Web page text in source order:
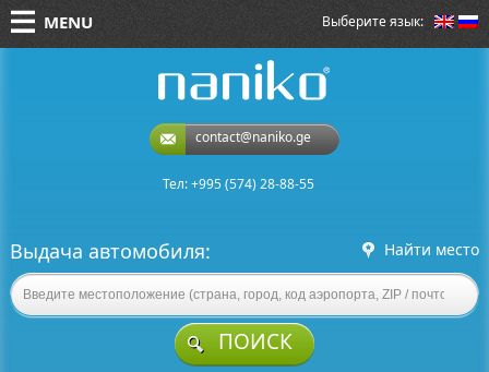
Выберите язык:
MENU
contact@naniko.ge
Тел: +995 (574) 28-88-55
Выдача автомобиля: Найти место
ПОИСК